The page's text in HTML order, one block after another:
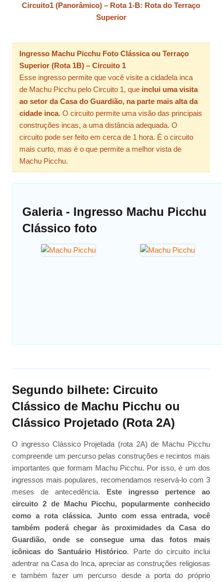
Circuito1 (Panorâmico) – Rota 1-B: Rota do Terraço
Superior
Ingresso Machu Picchu Foto Clássica ou Terraço
Superior (Rota 1B) – Circuito 1
Esse ingresso permite que você visite a cidadela inca
de Machu Picchu pelo Circuito 1, que inclui uma visita
ao setor da Casa do Guardião, na parte mais alta da
cidade inca. O circuito permite uma visão das principais
construções incas, a uma distância adequada. O
circuito pode ser feito em cerca de 1 hora. É o circuito
mais curto, mas é o que permite a melhor vista de
Machu Picchu.
Galeria - Ingresso Machu Picchu
Clássico foto
Segundo bilhete: Circuito
Clássico de Machu Picchu ou
Clássico Projetado (Rota 2A)
O ingresso Clássico Projetada (rota 2A) de Machu Picchu
compreende um percurso pelas construções e recintos mais
importantes que formam Machu Picchu. Por isso, é um dos
ingressos mais populares, recomendamos reservá-lo com 3
meses de antecedência. Este ingresso pertence ao
circuito 2 de Machu Picchu, popularmente conhecido
como a rota clássica. Junto com essa entrada, você
também poderá chegar às proximidades da Casa do
Guardião, onde se consegue uma das fotos mais
icônicas do Santuário Histórico. Parte do circuito inclui
adentrar na Casa do Inca, apreciar as construções religiosas
e também fazer um percurso desde a porta do próprio